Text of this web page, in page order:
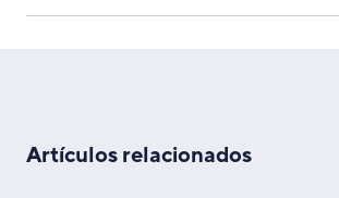
Artículos relacionados